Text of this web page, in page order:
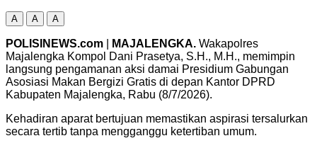
A A A
POLISINEWS.com MAJALENGKA. Wakapolres
Majalengka Kompol Dani Prasetya, S.H., M.H., memimpin
langsung pengamanan aksi damai Presidium Gabungan
Asosiasi Makan Bergizi Gratis di depan Kantor DPRD
Kabupaten Majalengka, Rabu (8/7/2026).
Kehadiran aparat bertujuan memastikan aspirasi tersalurkan
secara tertib tanpa mengganggu ketertiban umum.